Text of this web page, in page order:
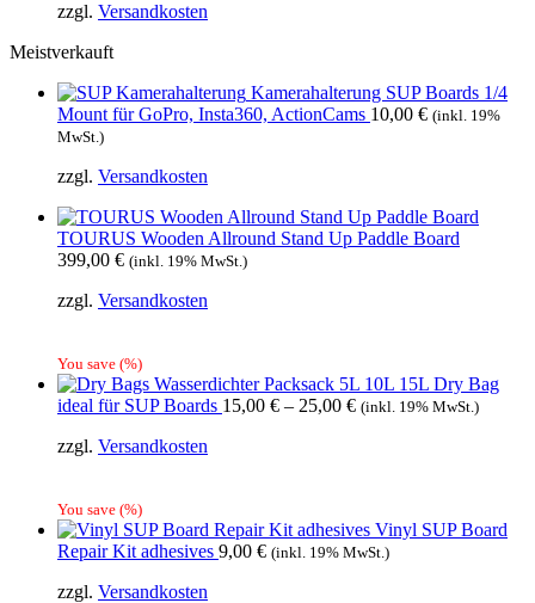
war:
ist:
zzgl. Versandkosten
Meistverkauft
Kamerahalterung SUP Boards 1/4
Mount für GoPro, Insta360, ActionCams 10,00 € (inkl. 19%
MwSt.)
zzgl. Versandkosten
TOURUS Wooden Allround Stand Up Paddle Board
399,00 € (inkl. 19% MwSt.)
zzgl. Versandkosten
You save (%)
Wasserdichter Packsack 5L 10L 15L Dry Bag
ideal für SUP Boards 15,00 € – 25,00 € (inkl. 19% MwSt.)
zzgl. Versandkosten
You save (%)
Vinyl SUP Board
Repair Kit adhesives 9,00 € (inkl. 19% MwSt.)
zzgl. Versandkosten